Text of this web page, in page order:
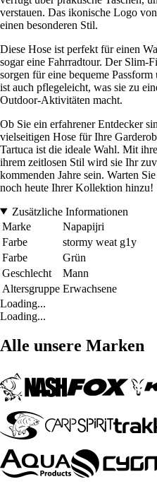
verstauen. Das ikonische Logo
einen besonderen Stil.
Diese Hose ist perfekt für einen
sogar eine Fahrradtour. Der Slim-
sorgen für eine bequeme
ist auch pflegeleicht, was sie zu
Outdoor-Aktivitäten macht.
Ob Sie ein erfahrener Entdecker
vielseitigen Hose für Ihre
Tartuca ist die ideale Wahl. Mit
ihrem zeitlosen Stil wird sie Ihr
kommenden Jahre sein. Warten
noch heute Ihrer Kollektion hinzu!
Zusätzliche Informationen
Marke
Napapijri
Farbe
stormy weat g1y
Farbe
Grün
Geschlecht
Mann
Altersgruppe Erwachsene
Loading...
Loading...
Alle unsere Marken